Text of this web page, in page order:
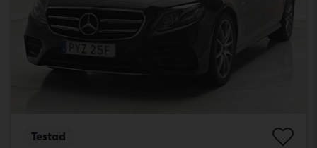
Testad